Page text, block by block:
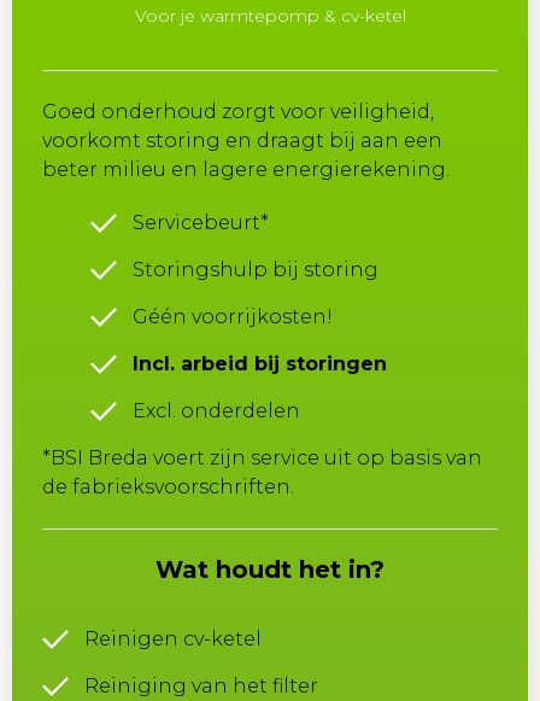
Voor je warmtepomp & cv-ketel
Goed onderhoud zorgt voor veiligheid,
voorkomt storing en draagt bij aan een
beter milieu en lagere energierekening.
Servicebeurt*
Storingshulp bij storing
Géén voorrijkosten!
Incl. arbeid bij storingen
Excl. onderdelen
*BSI Breda voert zijn service uit op basis van
de fabrieksvoorschriften.
Wat houdt het in?
Reinigen cv-ketel
Reiniging van het filter